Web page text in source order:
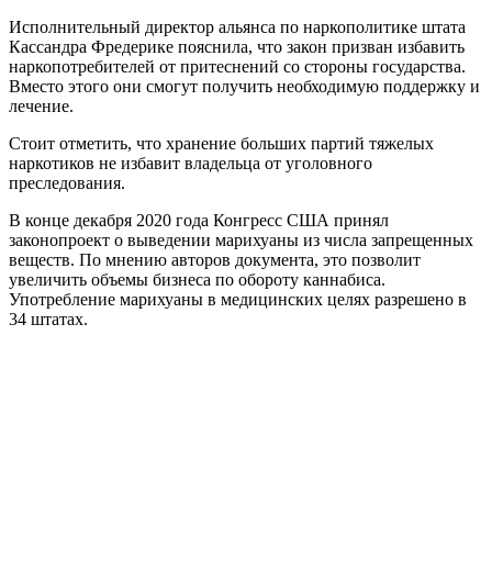
Исполнительный директор альянса по наркополитике штата
Кассандра Фредерике пояснила, что закон призван избавить
наркопотребителей от притеснений со стороны государства.
Вместо этого они смогут получить необходимую поддержку и
лечение.
Стоит отметить, что хранение больших партий тяжелых
наркотиков не избавит владельца от уголовного
преследования.
В конце декабря 2020 года Конгресс США принял
законопроект о выведении марихуаны из числа запрещенных
веществ. По мнению авторов документа, это позволит
увеличить объемы бизнеса по обороту каннабиса.
Употребление марихуаны в медицинских целях разрешено в
34 штатах.